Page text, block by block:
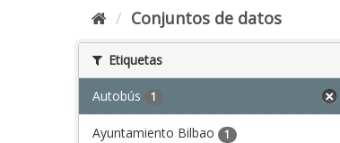
Conjuntos de datos
Etiquetas
Autobús 1
Ayuntamiento Bilbao 1